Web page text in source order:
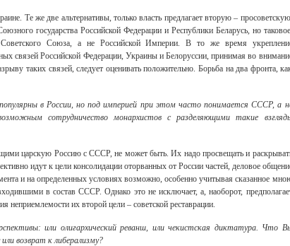
Те же две альтернативы, только власть предлагает вторую –
государства Российской Федерации и Республики Беларусь, но
Союза, а не Российской Империи. В то же время
связей Российской Федерации, Украины и Белоруссии, принимая во
таких связей, следует оценивать положительно. Борьба на два фронта,
в России, но под империей при этом часто понимается СССР, а
сотрудничество монархистов с разделяющими такие
царскую Россию с СССР, не может быть. Их надо просвещать и
идут к цели консолидации оторванных от России частей, деловое
и на определенных условиях возможно, особенно учитывая сказанное
в состав СССР. Однако это не исключает, а, наоборот,
неприемлемости их второй цели – советской реставрации.
или олигархический реванш, или чекистская диктатура. Что
возврат к либерализму?